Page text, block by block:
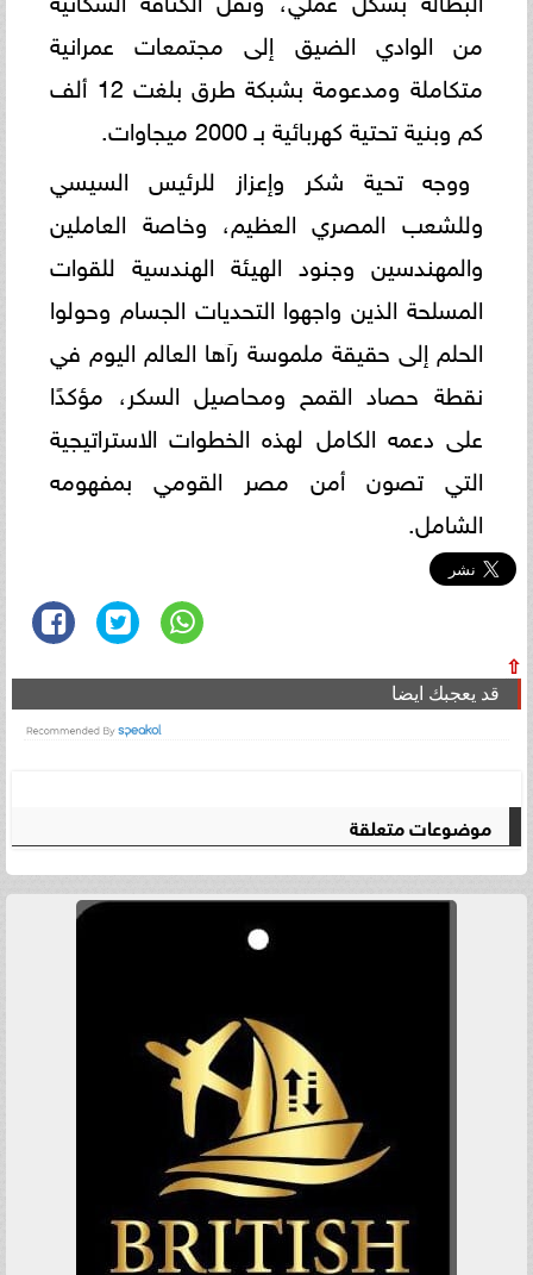
من الوادي الضيق إلى مجتمعات عمرانية
متكاملة ومدعومة بشبكة طرق بلغت 12 ألف
كم وبنية تحتية كهربائية بـ 2000 ميجاوات.
ووجه تحية شكر وإعزاز للرئيس السيسي
وللشعب المصري العظيم، وخاصة العاملين
والمهندسين وجنود الهيئة الهندسية للقوات
المسلحة الذين واجهوا التحديات الجسام وحولوا
الحلم إلى حقيقة ملموسة رآها العالم اليوم في
نقطة حصاد القمح ومحاصيل السكر، مؤكدًا
على دعمه الكامل لهذه الخطوات الاستراتيجية
التي تصون أمن مصر القومي بمفهومه
الشامل.
⇧
قد يعجبك ايضا
موضوعات متعلقة